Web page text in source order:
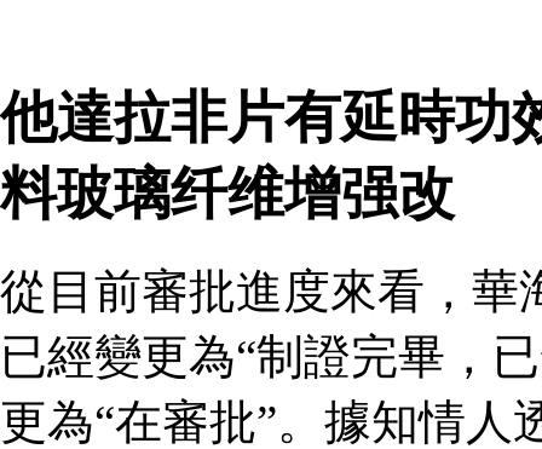
他達拉非片有延時功
料玻璃纤维增强改
從目前審批進度來看，華
已經變更為“制證完畢，
更為“在審批”。據知情